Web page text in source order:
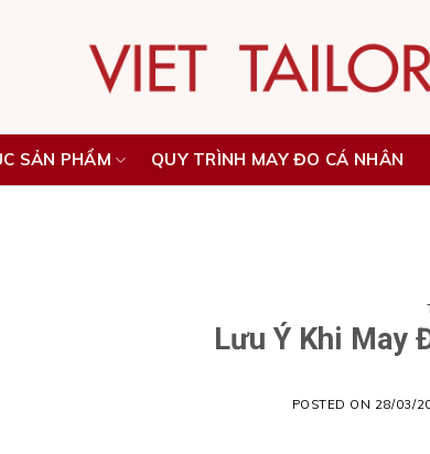
SẢN PHẨM QUY TRÌNH MAY ĐO CÁ NHÂN
Lưu Ý Khi May
POSTED ON 28/03/